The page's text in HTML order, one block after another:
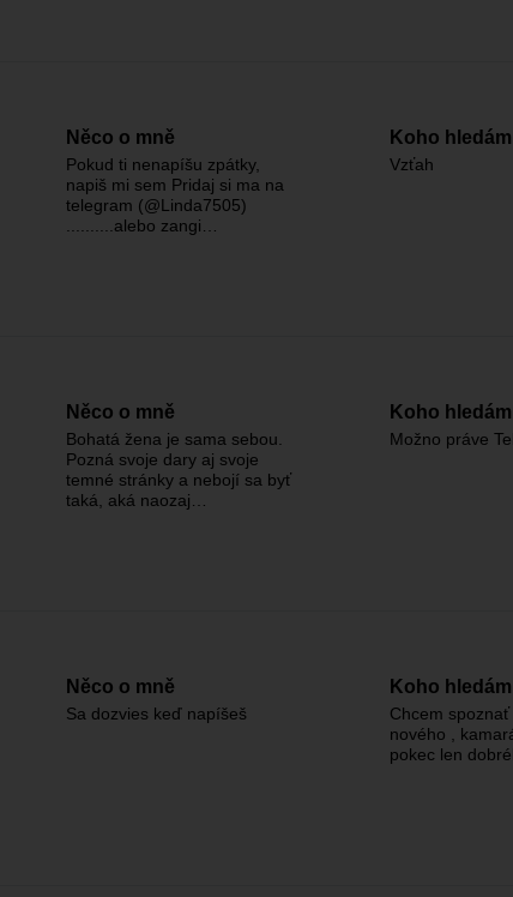
Něco o mně
Pokud ti nenapíšu zpátky,
napiš mi sem Pridaj si ma na
telegram (@Linda7505)
..........alebo zangi…
Koho hledám
Vzťah
Něco o mně
Bohatá žena je sama sebou.
Pozná svoje dary aj svoje
temné stránky a nebojí sa byť
taká, aká naozaj…
Koho hledám
Možno práve
Něco o mně
Sa dozvies keď napíšeš
Koho hledám
Chcem spoznať
nového ,
pokec len